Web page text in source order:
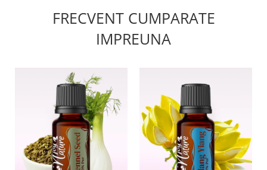
FRECVENT CUMPARATE
IMPREUNA